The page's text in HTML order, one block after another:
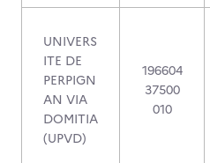
UNIVERS
ITE DE
PERPIGN
AN VIA
DOMITIA
(UPVD)
196604
37500
010